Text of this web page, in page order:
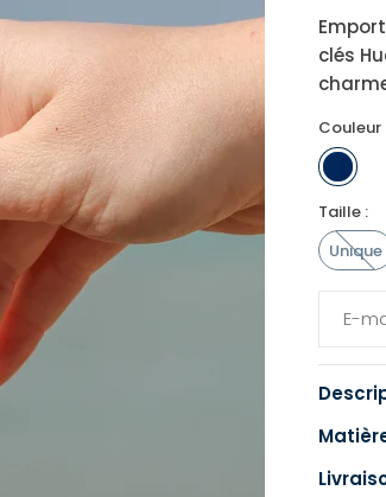
votre
liste
d'envies
clés
Couleur
Taille :
Unique